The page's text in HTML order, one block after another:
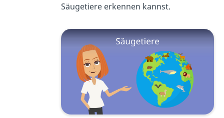
Säugetiere erkennen kannst.